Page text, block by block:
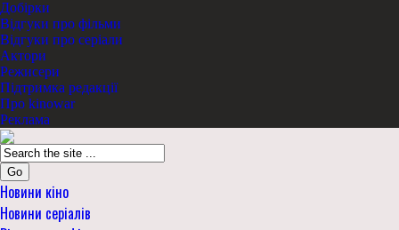
Добірки
Відгуки про фільми
Відгуки про серіали
Актори
Режисери
Підтримка редакції
Про kinowar
Реклама
Go
Новини кіно
Новини серіалів